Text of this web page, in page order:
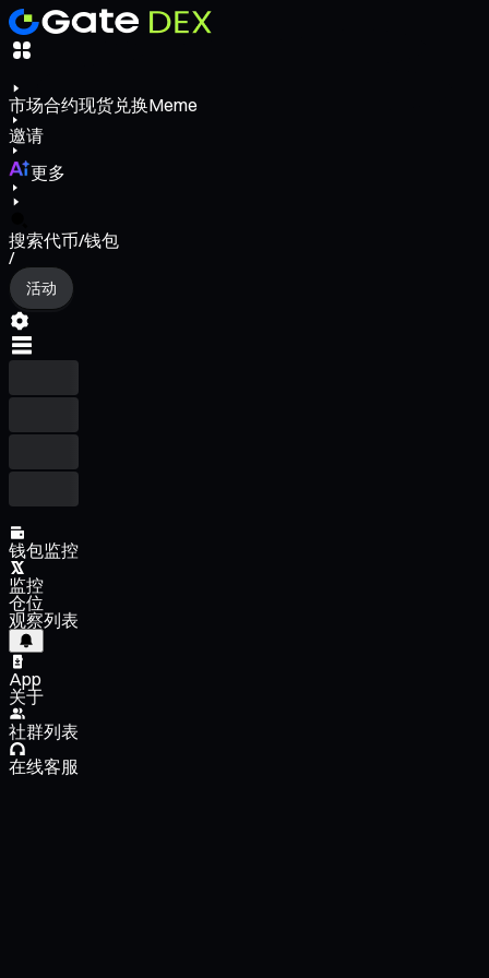
市场合约现货兑换Meme
邀请
更多
搜索代币/钱包
/
活动
钱包监控
监控
仓位
观察列表
App
关于
社群列表
在线客服